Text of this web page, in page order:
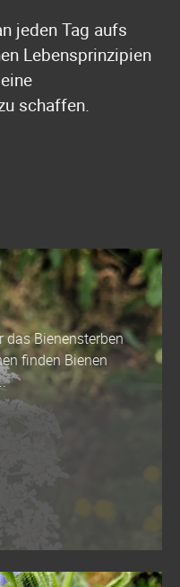
jeden Tag aufs
Lebensprinzipien
schaffen.
das Bienensterben
finden Bienen